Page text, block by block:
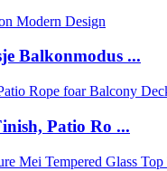
Balkonmodus ...
Patio Ro ...